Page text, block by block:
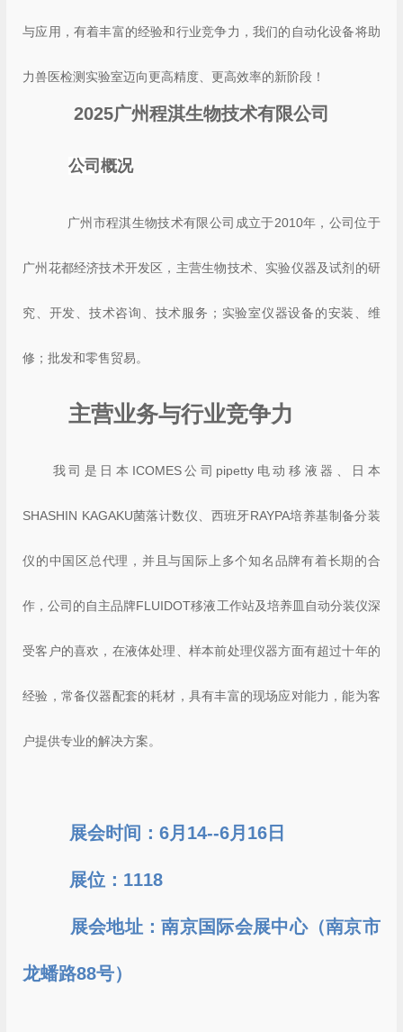
与应用，有着丰富的经验和行业竞争力，我们的自动化设备将助
力兽医检测实验室迈向更高精度、更高效率的新阶段！
2025广州程淇生物技术有限公司
公司概况
广州市程淇生物技术有限公司成立于2010年，公司位于
广州花都经济技术开发区，主营生物技术、实验仪器及试剂的研
究、开发、技术咨询、技术服务；实验室仪器设备的安装、维
修；批发和零售贸易。
主营业务与行业竞争力
我司是日本ICOMES公司pipetty电动移液器、日本
SHASHIN KAGAKU菌落计数仪、西班牙RAYPA培养基制备分装
仪的中国区总代理，并且与国际上多个知名品牌有着长期的合
作，公司的自主品牌FLUIDOT移液工作站及培养皿自动分装仪深
受客户的喜欢，在液体处理、样本前处理仪器方面有超过十年的
经验，常备仪器配套的耗材，具有丰富的现场应对能力，能为客
户提供专业的解决方案。
展会时间：6月14--6月16日
展位：1118
展会地址：南京国际会展中心（南京市
龙蟠路88号）